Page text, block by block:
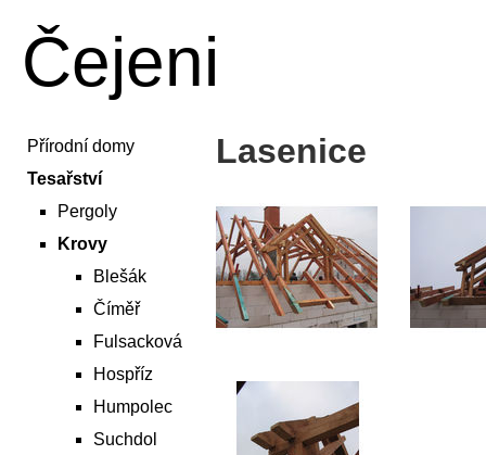
Čejeni
Přírodní domy
Tesařství
Pergoly
Krovy
Blešák
Číměř
Fulsacková
Hospříz
Humpolec
Suchdol
Lasenice